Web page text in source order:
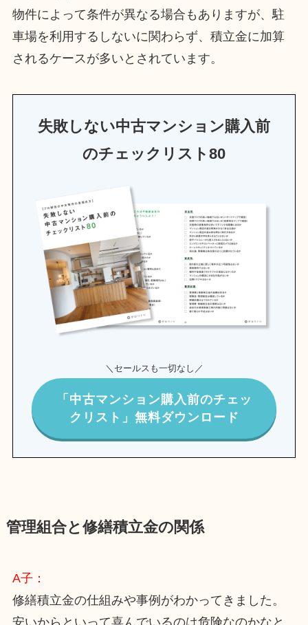
物件によって条件が異なる場合もありますが、駐
車場を利用するしないに関わらず、積立金に加算
されるケースが多いとされています。
失敗しない中古マンション購入前
のチェックリスト80
＼セールスも一切なし／
「中古マンション購入前のチェッ
クリスト」無料ダウンロード
管理組合と修繕積立金の関係
A子：
修繕積立金の仕組みや事例がわかってきました。
安いからといって喜んでいるのは危険なのかなと